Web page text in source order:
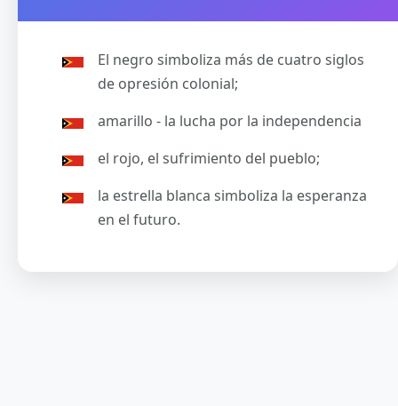
El negro simboliza más de cuatro siglos
de opresión colonial;
amarillo - la lucha por la independencia
el rojo, el sufrimiento del pueblo;
la estrella blanca simboliza la esperanza
en el futuro.